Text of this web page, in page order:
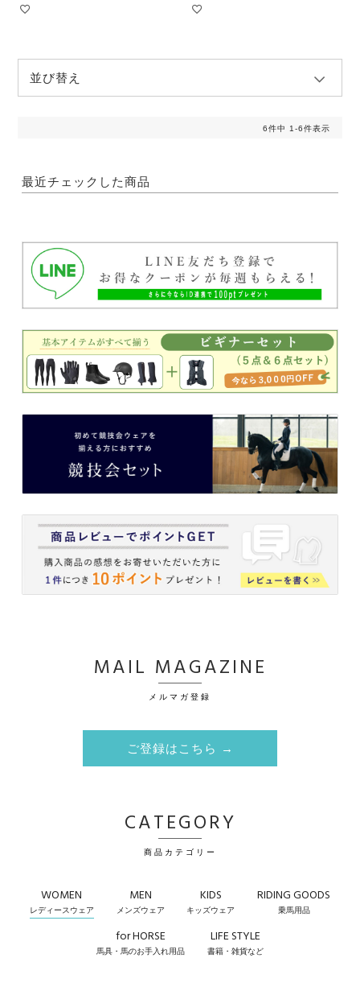
並び替え
6件中 1-6件表示
最近チェックした商品
MAIL MAGAZINE
メルマガ登録
ご登録はこちら →
CATEGORY
商品カテゴリー
WOMEN
レディースウェア
MEN
メンズウェア
KIDS
キッズウェア
RIDING GOODS
乗馬用品
for HORSE
馬具・馬のお手入れ用品
LIFE STYLE
書籍・雑貨など